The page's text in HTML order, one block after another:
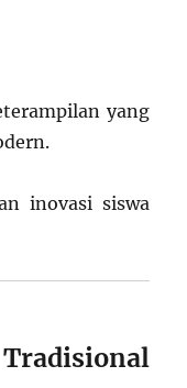
yang
inovasi siswa